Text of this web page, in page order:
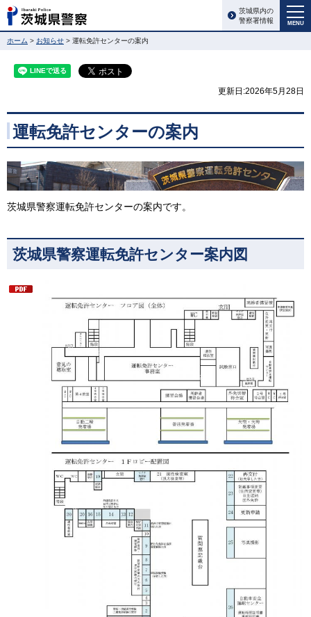
MENU
茨城県内の
警察署情報
ホーム > お知らせ > 運転免許センターの案内
更新日:2026年5月28日
運転免許センターの案内
茨城県警察運転免許センターの案内です。
茨城県警察運転免許センター案内図